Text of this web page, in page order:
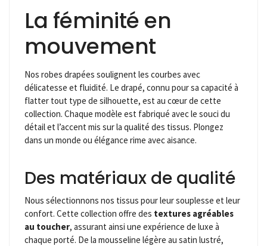
La féminité en
mouvement
Nos robes drapées soulignent les courbes avec
délicatesse et fluidité. Le drapé, connu pour sa capacité à
flatter tout type de silhouette, est au cœur de cette
collection. Chaque modèle est fabriqué avec le souci du
détail et l’accent mis sur la qualité des tissus. Plongez
dans un monde ou élégance rime avec aisance.
Des matériaux de qualité
Nous sélectionnons nos tissus pour leur souplesse et leur
confort. Cette collection offre des textures agréables
au toucher, assurant ainsi une expérience de luxe à
chaque porté. De la mousseline légère au satin lustré,